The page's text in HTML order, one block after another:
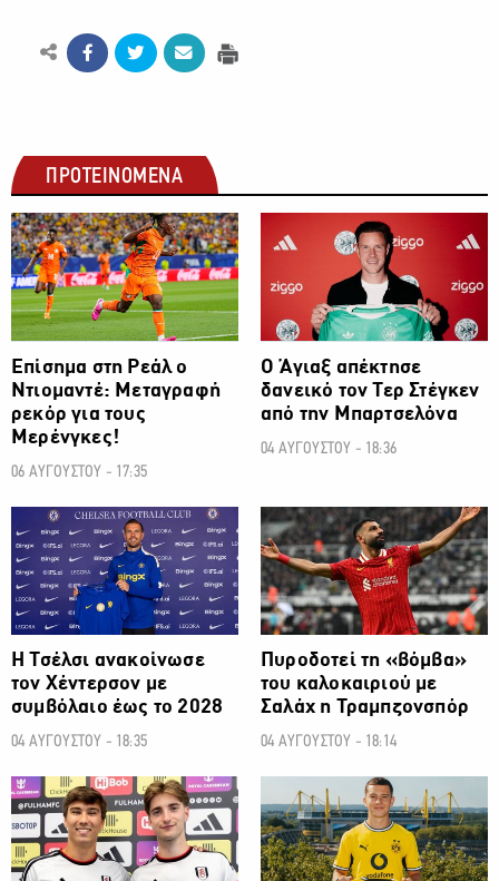
ΠΡΟΤΕΙΝΟΜΕΝΑ
ΠΟΔΟΣΦΑΙΡΟ
Επίσημα στη Ρεάλ ο
Ντιομαντέ: Μεταγραφή
ρεκόρ για τους
Μερένγκες!
06 ΑΥΓΟΥΣΤΟΥ - 17:35
Ο Άγιαξ απέκτησε
δανεικό τον Τερ Στέγκεν
από την Μπαρτσελόνα
04 ΑΥΓΟΥΣΤΟΥ - 18:36
ΠΟΔΟΣΦΑΙΡΟ
H Τσέλσι ανακοίνωσε
τον Χέντερσον με
συμβόλαιο έως το 2028
04 ΑΥΓΟΥΣΤΟΥ - 18:35
ΠΟΔΟΣΦΑΙΡΟ
Πυροδοτεί τη «βόμβα»
του καλοκαιριού με
Σαλάχ η Τραμπζονσπόρ
04 ΑΥΓΟΥΣΤΟΥ - 18:14
ΠΟΔΟΣΦΑΙΡΟ ΠΟΔΟΣΦΑΙΡΟ